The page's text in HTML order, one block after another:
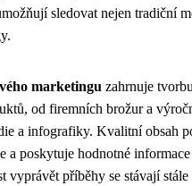
sledovat nejen tradiční
marketingu zahrnuje
od firemních brožur a
a infografiky. Kvalitní obsah
a poskytuje hodnotné
vyprávět příběhy se stávají